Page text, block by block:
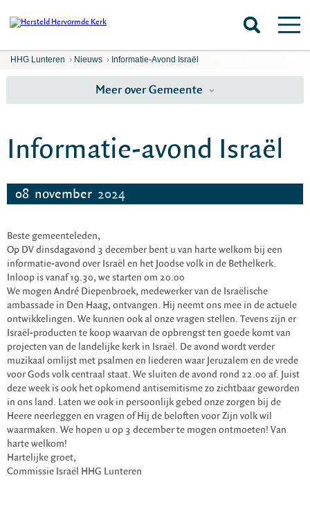
HHG Lunteren › Nieuws › Informatie-Avond Israël
Meer over Gemeente
Informatie-avond Israël
08 november 2024
Beste gemeenteleden,
Op DV dinsdagavond 3 december bent u van harte welkom bij een
informatie-avond over Israël en het Joodse volk in de Bethelkerk.
Inloop is vanaf 19.30, we starten om 20.00
We mogen André Diepenbroek, medewerker van de Israëlische
ambassade in Den Haag, ontvangen. Hij neemt ons mee in de actuele
ontwikkelingen. We kunnen ook al onze vragen stellen. Tevens zijn er
Israël-producten te koop waarvan de opbrengst ten goede komt van
projecten van de landelijke kerk in Israël. De avond wordt verder
muzikaal omlijst met psalmen en liederen waar Jeruzalem en de vrede
voor Gods volk centraal staat. We sluiten de avond rond 22.00 af. Juist
deze week is ook het opkomend antisemitisme zo zichtbaar geworden
in ons land. Laten we ook in persoonlijk gebed onze zorgen bij de
Heere neerleggen en vragen of Hij de beloften voor Zijn volk wil
waarmaken. We hopen u op 3 december te mogen ontmoeten! Van
harte welkom!
Hartelijke groet,
Commissie Israël HHG Lunteren